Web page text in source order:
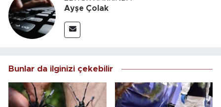
Ayşe Çolak
Bunlar da ilginizi çekebilir